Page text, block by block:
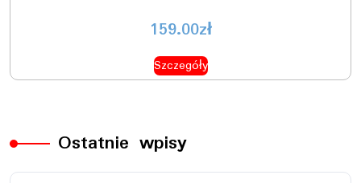
159.00zł
Szczegóły
Ostatnie wpisy